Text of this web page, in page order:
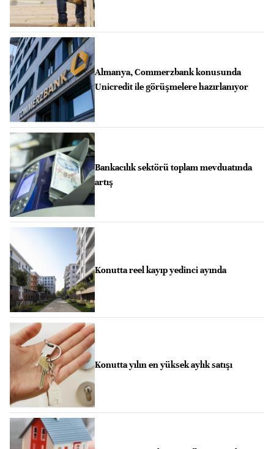
Almanya, Commerzbank konusunda
Unicredit ile görüşmelere hazırlanıyor
Bankacılık sektörü toplam mevduatında
artış
Konutta reel kayıp yedinci ayında
Konutta yılın en yüksek aylık satışı